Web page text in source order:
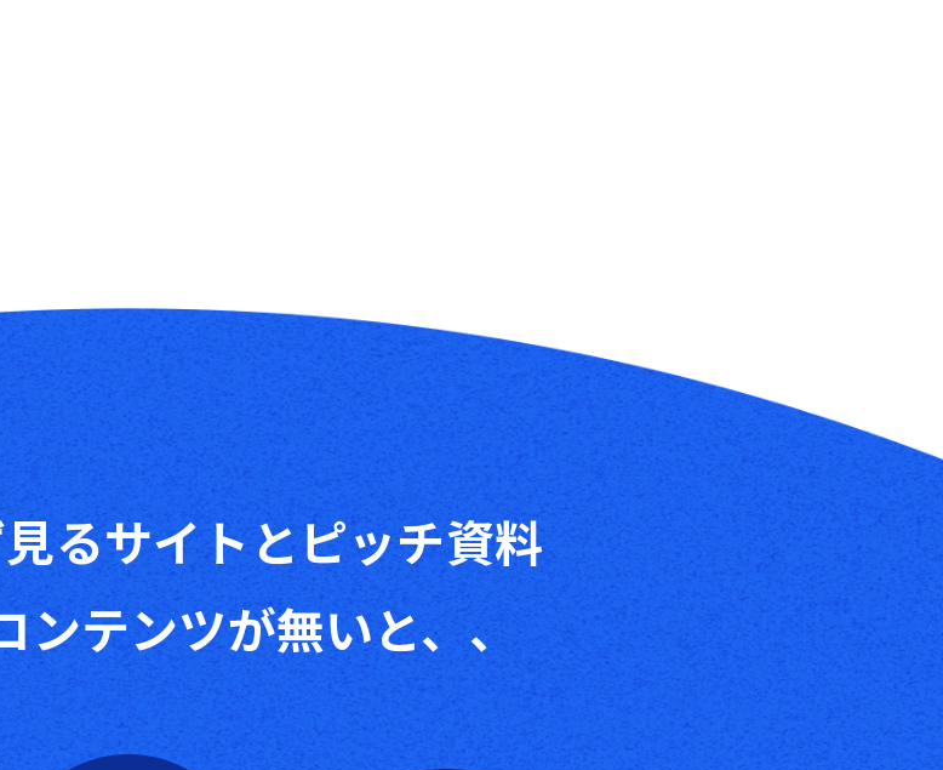
るサイトとピッチ資料
ンテンツが無いと、、